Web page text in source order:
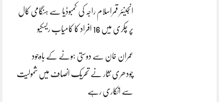
انجینئر قمراسلام راجہ کی کمبوڈیا سے ہنگامی کال
پر چکری میں 16 افراد کا کامیاب ریسکیو
عمران خان سے دوستی ہونے کے باوجود
چودھری نثار نے تحریک انصاف میں شمولیت
سے انکاری رہے